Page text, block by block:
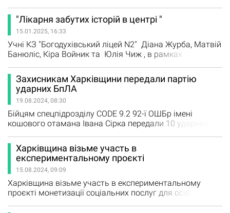
захоплюючою. Ми на залізниці віримо: найкращі
спогади народжуються в подорожах — у відчутті
пригоди, що починається вже на вокзалі та триває з
кожним захопленим дитячим поглядом у вікно поїзда.
Саме для таких…
"Лікарня забутих історій в центрі "
15.01.2025, 16:33
Учні КЗ "Богодухівський ліцей N2" Діана Журба, Матвій
Банюліс, Кіра Войник та Юлія Чиж , в рамках
Sharing Cultural Heritage", дослідили
історію будівлю нашої "старої лікарні". Проєкт отримав
назву "Лікарня забутих історій в центрі "
Захисникам Харківщини передали партію
ударних БпЛА
19.08.2024, 08:30
Бійцям спецпідрозділу CODE 9.2 92-ї ОШБр імені
кошового отамана Івана Сірка передали 10 ударних
обласної військової адміністрації Олег Синєгубов.
Техніку захисникам передали в межах програми
«Харківські крила», яка реалізується ХОВА спільно з
депутатським корпусом обласної ради. Дрони стануть
в нагоді при виконанні…
Харківщина візьме участь в
експериментальному проєкті
15.08.2024, 09:09
Харківщина візьме участь в експериментальному
проєкті монетизації соціальних послуг для осіб